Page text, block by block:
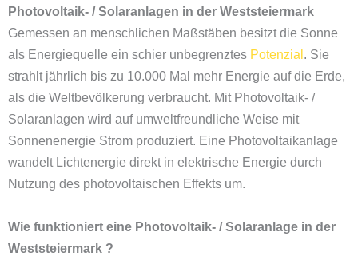
Photovoltaik- / Solaranlagen in der Weststeiermark
Gemessen an menschlichen Maßstäben besitzt die Sonne
als Energiequelle ein schier unbegrenztes Potenzial . Sie
strahlt jährlich bis zu 10.000 Mal mehr Energie auf die Erde,
als die Weltbevölkerung verbraucht. Mit Photovoltaik- /
Solaranlagen wird auf umweltfreundliche Weise mit
Sonnenenergie Strom produziert. Eine Photovoltaikanlage
wandelt Lichtenergie direkt in elektrische Energie durch
Nutzung des photovoltaischen Effekts um.
Wie funktioniert eine Photovoltaik- / Solaranlage in der
Weststeiermark ?